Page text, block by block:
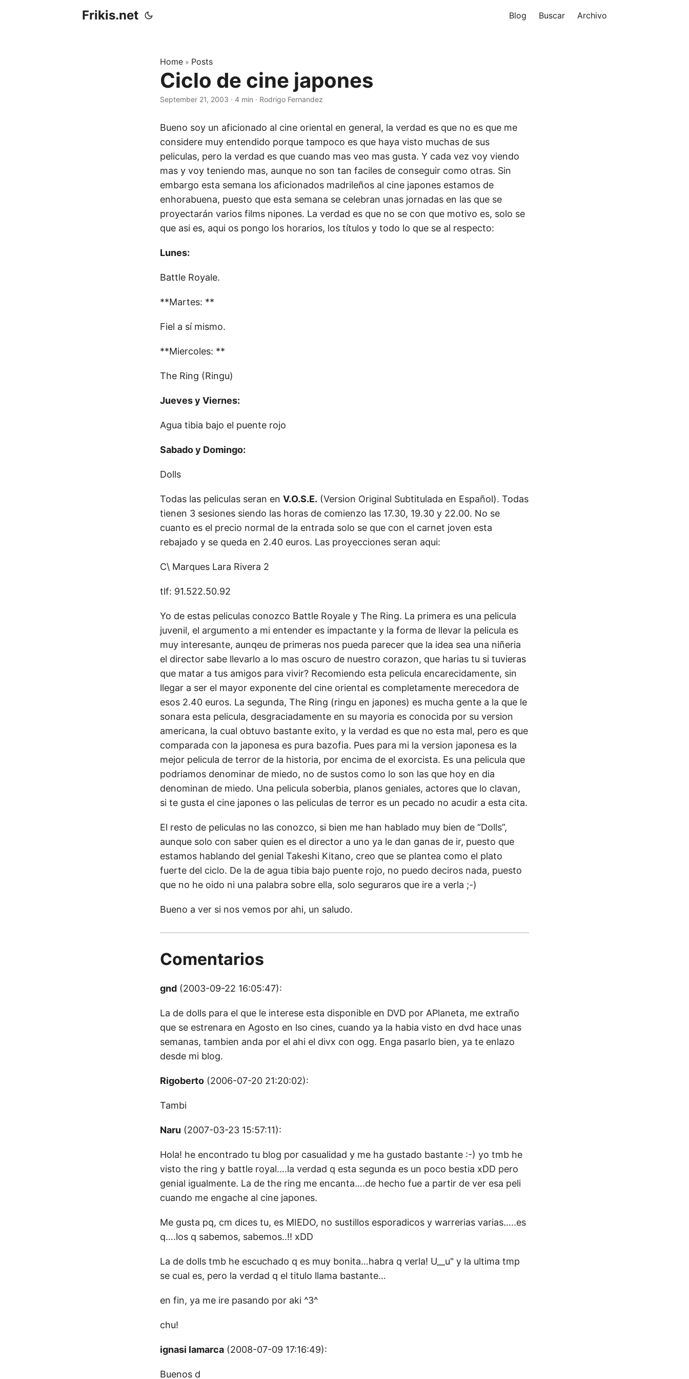
Frikis.net Blog Buscar Archivo
Home » Posts
Ciclo de cine japones
September 21, 2003 · 4 min · Rodrigo Fernandez
Bueno soy un aficionado al cine oriental en general, la verdad es que no es que me
considere muy entendido porque tampoco es que haya visto muchas de sus
peliculas, pero la verdad es que cuando mas veo mas gusta. Y cada vez voy viendo
mas y voy teniendo mas, aunque no son tan faciles de conseguir como otras. Sin
embargo esta semana los aficionados madrileños al cine japones estamos de
enhorabuena, puesto que esta semana se celebran unas jornadas en las que se
proyectarán varios films nipones. La verdad es que no se con que motivo es, solo se
que asi es, aqui os pongo los horarios, los títulos y todo lo que se al respecto:
Lunes:
Battle Royale.
**Martes: **
Fiel a sí mismo.
**Miercoles: **
The Ring (Ringu)
Jueves y Viernes:
Agua tibia bajo el puente rojo
Sabado y Domingo:
Dolls
Todas las peliculas seran en V.O.S.E. (Version Original Subtitulada en Español). Todas
tienen 3 sesiones siendo las horas de comienzo las 17.30, 19.30 y 22.00. No se
cuanto es el precio normal de la entrada solo se que con el carnet joven esta
rebajado y se queda en 2.40 euros. Las proyecciones seran aqui:
C\ Marques Lara Rivera 2
tlf: 91.522.50.92
Yo de estas peliculas conozco Battle Royale y The Ring. La primera es una pelicula
juvenil, el argumento a mi entender es impactante y la forma de llevar la pelicula es
muy interesante, aunqeu de primeras nos pueda parecer que la idea sea una niñeria
el director sabe llevarlo a lo mas oscuro de nuestro corazon, que harias tu si tuvieras
que matar a tus amigos para vivir? Recomiendo esta pelicula encarecidamente, sin
llegar a ser el mayor exponente del cine oriental es completamente merecedora de
esos 2.40 euros. La segunda, The Ring (ringu en japones) es mucha gente a la que le
sonara esta pelicula, desgraciadamente en su mayoria es conocida por su version
americana, la cual obtuvo bastante exito, y la verdad es que no esta mal, pero es que
comparada con la japonesa es pura bazofia. Pues para mi la version japonesa es la
mejor pelicula de terror de la historia, por encima de el exorcista. Es una pelicula que
podriamos denominar de miedo, no de sustos como lo son las que hoy en dia
denominan de miedo. Una pelicula soberbia, planos geniales, actores que lo clavan,
si te gusta el cine japones o las peliculas de terror es un pecado no acudir a esta cita.
El resto de peliculas no las conozco, si bien me han hablado muy bien de “Dolls”,
aunque solo con saber quien es el director a uno ya le dan ganas de ir, puesto que
estamos hablando del genial Takeshi Kitano, creo que se plantea como el plato
fuerte del ciclo. De la de agua tibia bajo puente rojo, no puedo deciros nada, puesto
que no he oido ni una palabra sobre ella, solo seguraros que ire a verla ;-)
Bueno a ver si nos vemos por ahi, un saludo.
Comentarios
gnd (2003-09-22 16:05:47):
La de dolls para el que le interese esta disponible en DVD por APlaneta, me extraño
que se estrenara en Agosto en lso cines, cuando ya la habia visto en dvd hace unas
semanas, tambien anda por el ahi el divx con ogg. Enga pasarlo bien, ya te enlazo
desde mi blog.
Rigoberto (2006-07-20 21:20:02):
Tambi
Naru (2007-03-23 15:57:11):
Hola! he encontrado tu blog por casualidad y me ha gustado bastante :-) yo tmb he
visto the ring y battle royal….la verdad q esta segunda es un poco bestia xDD pero
genial igualmente. La de the ring me encanta….de hecho fue a partir de ver esa peli
cuando me engache al cine japones.
Me gusta pq, cm dices tu, es MIEDO, no sustillos esporadicos y warrerias varias…..es
q….los q sabemos, sabemos..!! xDD
La de dolls tmb he escuchado q es muy bonita…habra q verla! U__u" y la ultima tmp
se cual es, pero la verdad q el titulo llama bastante…
en fin, ya me ire pasando por aki ^3^
chu!
ignasi lamarca (2008-07-09 17:16:49):
Buenos d